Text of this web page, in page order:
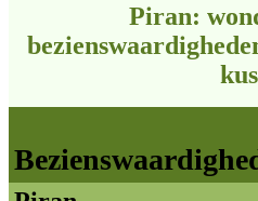
Piran: